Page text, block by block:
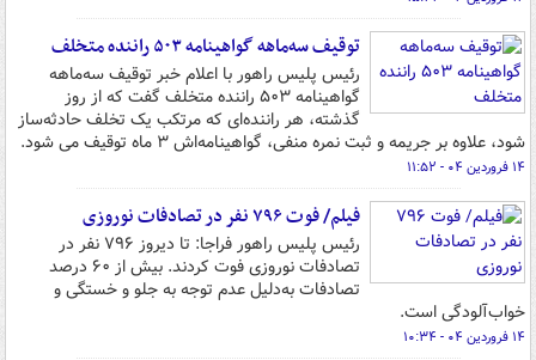
توقیف سه‌ماهه گواهینامه ۵۰۳ راننده متخلف
رئیس پلیس راهور با اعلام خبر توقیف سه‌ماهه
گواهینامه ۵۰۳ راننده متخلف گفت که از روز
گذشته، هر راننده‌ای که مرتکب یک تخلف حادثه‌ساز
شود، علاوه بر جریمه و ثبت نمره منفی، گواهینامه‌اش ۳ ماه توقیف می شود.
۱۴ فروردین ۰۴ - ۱۱:۵۲
فیلم/ فوت ۷۹۶ نفر در تصادفات نوروزی
رئیس پلیس راهور فراجا: تا دیروز ۷۹۶ نفر در
تصادفات نوروزی فوت کردند. بیش از ۶۰ درصد
تصادفات به‌دلیل عدم توجه به جلو و خستگی و
خواب‌آلودگی است.
۱۴ فروردین ۰۴ - ۱۰:۳۴